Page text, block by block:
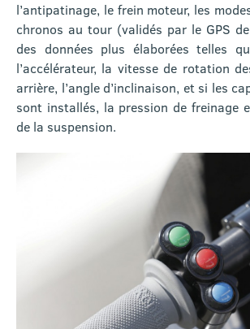
l’antipatinage, le frein moteur, les
chronos au tour (validés par le GPS
des données plus élaborées telles
l’accélérateur, la vitesse de rotation
arrière, l’angle d’inclinaison, et si les
sont installés, la pression de freinage
de la suspension.